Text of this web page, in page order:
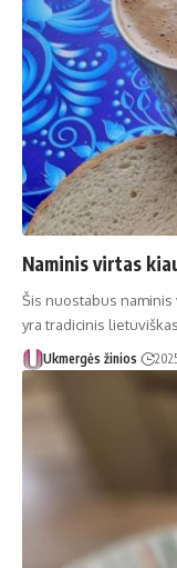
Naminis virtas
Šis nuostabus
yra tradicinis
Ukmergės žinios